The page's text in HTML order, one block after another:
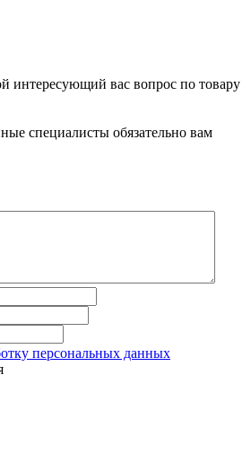
интересующий вас вопрос по товару
специалисты обязательно вам
персональных данных